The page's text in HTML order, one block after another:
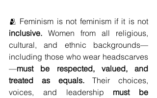
inclusive. Women from all religious,
cultural, and ethnic backgrounds—
including those who wear headscarves
—must be respected, valued, and
treated as equals. Their choices,
voices, and leadership must be